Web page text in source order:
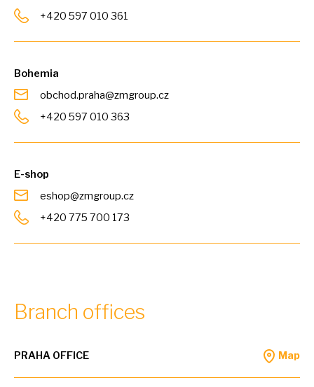
+420 597 010 361
Bohemia
obchod.praha@zmgroup.cz
+420 597 010 363
E-shop
eshop@zmgroup.cz
+420 775 700 173
Branch offices
PRAHA OFFICE Map